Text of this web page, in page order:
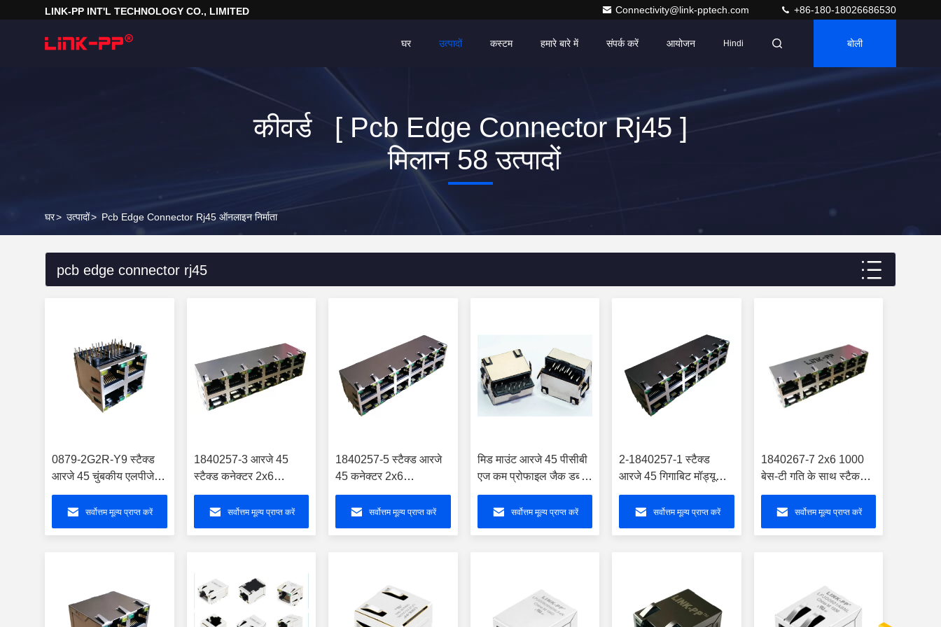
LINK-PP INT'L TECHNOLOGY CO., LIMITED Connectivity@link-pptech.com +86-180-18026686530
घर उत्पादों हमारे बारे में संपर्क करें आयोजन
कस्टम Hindi बोली
कीवर्ड [ Pcb Edge Connector Rj45 ]
मिलान 58 उत्पादों
घर> उत्पादों> Pcb Edge Connector Rj45 ऑनलाइन निर्माता
pcb edge connector rj45
0879-2G2R-Y9 स्टैक्ड
आरजे 45 चुंबकीय एलपीजे
27081 एएफएनएल 2 एक्स
2 पोर्ट कनेक्टर आरजे 45
डब्ल्यू / एलईडी
सर्वोत्तम मूल्य प्राप्त करें
1840257-3 आरजे 45
स्टैक्ड कनेक्टर 2x6
10/100/1000 बेस-टी
चुंबकीय 1840257-4
सर्वोत्तम मूल्य प्राप्त करें
1840257-5 स्टैक्ड आरजे
45 कनेक्टर 2x6
10/100/1000 बेस-टी
चुंबकीय 1840257-6
सर्वोत्तम मूल्य प्राप्त करें
मिड माउंट आरजे 45 पीसीबी
एज कम प्रोफाइल जैक डब्ल्यू
/ एलईडी, एलपीजेई 4713
एएनएचएलसर्वोत्तम मूल्य प्राप्त करें
2-1840257-1 स्टैक्ड
आरजे 45 गिगाबिट मॉड्यूलर
जैक 2x6 शील्ड डब्ल्यू /
एलईडी 2-1840257-2
सर्वोत्तम मूल्य प्राप्त करें
1840267-7 2x6 1000
बेस-टी गति के साथ स्टैक
POE RJ45 कनेक्टर
सर्वोत्तम मूल्य प्राप्त करें